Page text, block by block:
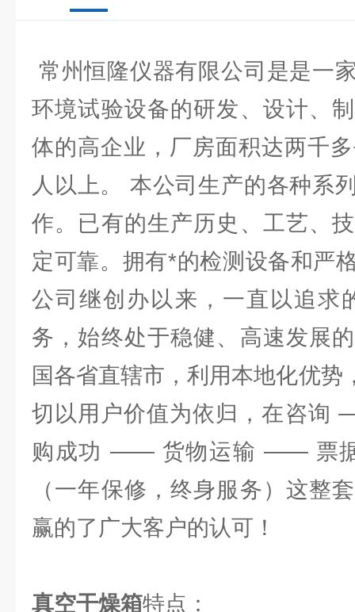
常州恒隆仪器有限公司是是一
环境试验设备的研发、设计、
体的高企业，厂房面积达两千
人以上。 本公司生产的各种系
作。已有的生产历史、工艺、
定可靠。拥有*的检测设备和严
公司继创办以来，一直以追求
务，始终处于稳健、高速发展
国各省直辖市，利用本地化优势
切以用户价值为依归，在咨
购成功 —— 货物运输 —— 票
（一年保修，终身服务）这整
赢的了广大客户的认可！
真空干燥箱特点：